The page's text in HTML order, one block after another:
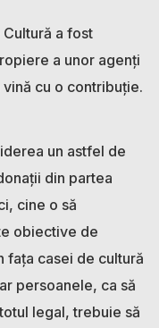
a fost
a unor agenți
cu o contribuție.
un astfel de
din partea
cine o să
obiective de
fața casei de cultură
persoanele, ca să
legal, trebuie să